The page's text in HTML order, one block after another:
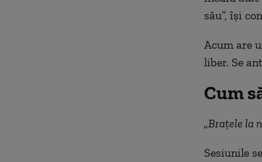
său”, își
Acum are
liber. Se
Cum
„Brațele la
Sesiunile